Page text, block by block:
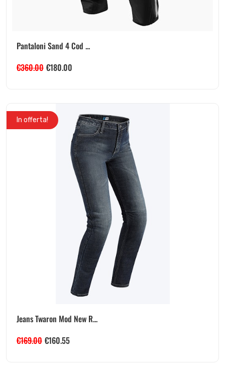
Pantaloni Sand 4 Cod ...
€360.00 €180.00
In offerta!
Jeans Twaron Mod New R...
€169.00 €160.55